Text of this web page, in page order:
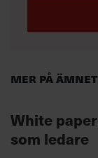
Mer på ämnet
White
som ledare